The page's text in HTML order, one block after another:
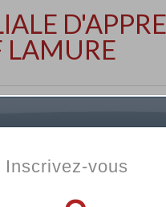
LAMURE
Inscrivez-vous